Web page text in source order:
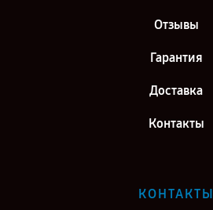
Отзывы
Гарантия
Доставка
Контакты
КОНТАКТЫ